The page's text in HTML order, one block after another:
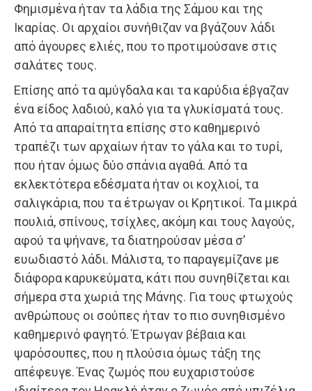
Φημισμένα ήταν τα λάδια της Σάμου και της
Ικαρίας. Οι αρχαίοι συνήθιζαν να βγάζουν λάδι
από άγουρες ελιές, που το προτιμούσανε στις
σαλάτες τους.
Επίσης από τα αμύγδαλα και τα καρύδια έβγαζαν
ένα είδος λαδιού, καλό για τα γλυκίσματά τους.
Από τα απαραίτητα επίσης στο καθημερινό
τραπέζι των αρχαίων ήταν το γάλα και το τυρί,
που ήταν όμως δύο σπάνια αγαθά. Από τα
εκλεκτότερα εδέσματα ήταν οι κοχλιοί, τα
σαλιγκάρια, που τα έτρωγαν οι Κρητικοί. Τα μικρά
πουλιά, σπίνους, τσίχλες, ακόμη και τους λαγούς,
αφού τα ψήνανε, τα διατηρούσαν μέσα σ’
ευωδιαστό λάδι. Μάλιστα, το παραγεμίζανε με
διάφορα καρυκεύματα, κάτι που συνηθίζεται και
σήμερα στα χωριά της Μάνης. Για τους φτωχούς
ανθρώπους οι σούπες ήταν το πιο συνηθισμένο
καθημερινό φαγητό. Έτρωγαν βέβαια και
ψαρόσουπες, που η πλούσια όμως τάξη της
απέφευγε. Ένας ζωμός που ευχαριστούσε